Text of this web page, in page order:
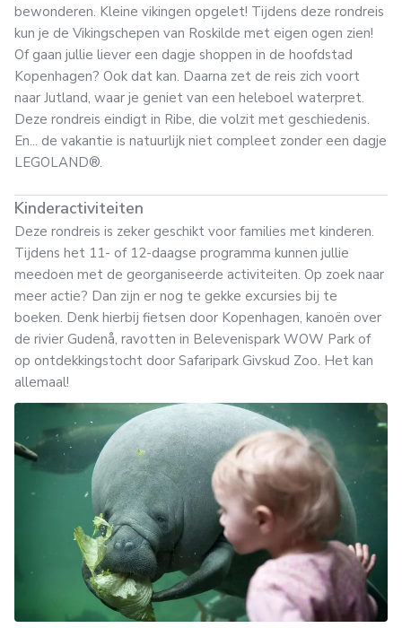
bewonderen. Kleine vikingen opgelet! Tijdens deze rondreis
kun je de Vikingschepen van Roskilde met eigen ogen zien!
Of gaan jullie liever een dagje shoppen in de hoofdstad
Kopenhagen? Ook dat kan. Daarna zet de reis zich voort
naar Jutland, waar je geniet van een heleboel waterpret.
Deze rondreis eindigt in Ribe, die volzit met geschiedenis.
En... de vakantie is natuurlijk niet compleet zonder een dagje
LEGOLAND®.
Kinderactiviteiten
Deze rondreis is zeker geschikt voor families met kinderen.
Tijdens het 11- of 12-daagse programma kunnen jullie
meedoen met de georganiseerde activiteiten. Op zoek naar
meer actie? Dan zijn er nog te gekke excursies bij te
boeken. Denk hierbij fietsen door Kopenhagen, kanoën over
de rivier Gudenå, ravotten in Belevenispark WOW Park of
op ontdekkingstocht door Safaripark Givskud Zoo. Het kan
allemaal!